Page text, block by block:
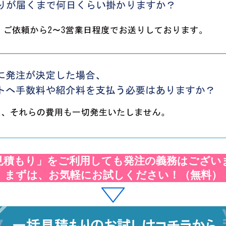
積もり」をご利用しても発注の義務はござい
まずは、お気軽にお試しください！（無料）